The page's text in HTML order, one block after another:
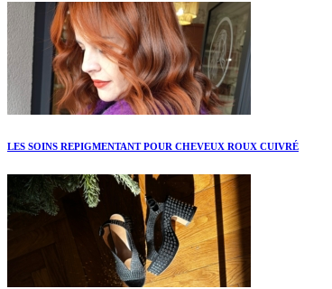
LES SOINS REPIGMENTANT POUR CHEVEUX ROUX CUIVRÉ